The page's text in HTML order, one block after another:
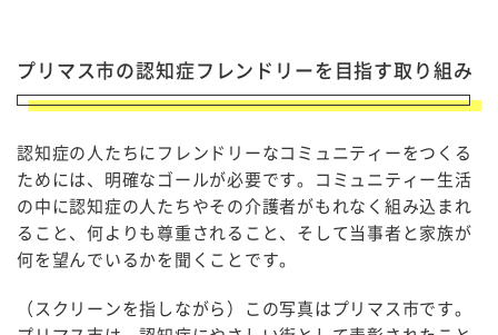
プリマス市の認知症フレンドリーを目指す取り組み
認知症の人たちにフレンドリーなコミュニティーをつくる
ためには、明確なゴールが必要です。コミュニティー生活
の中に認知症の人たちやその介護者がもれなく組み込まれ
ること、何よりも尊重されること、そして当事者と家族が
何を望んでいるかを聞くことです。
（スクリーンを指しながら）この写真はプリマス市です。